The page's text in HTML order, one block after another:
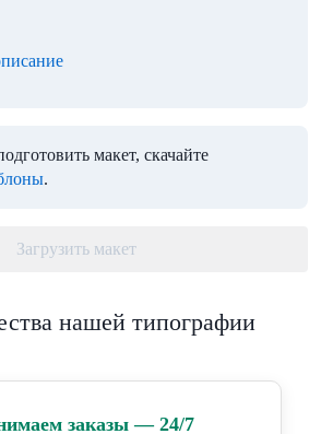
макет, скачайте
.
Загрузить макет
нашей типографии
заказы — 24/7